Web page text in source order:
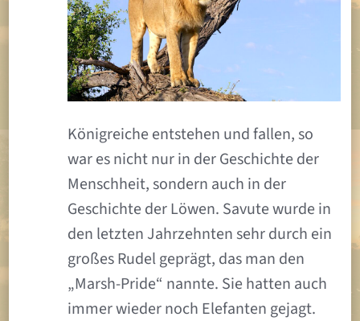
Königreiche entstehen und fallen, so
war es nicht nur in der Geschichte der
Menschheit, sondern auch in der
Geschichte der Löwen. Savute wurde in
den letzten Jahrzehnten sehr durch ein
großes Rudel geprägt, das man den
„Marsh-Pride“ nannte. Sie hatten auch
immer wieder noch Elefanten gejagt.